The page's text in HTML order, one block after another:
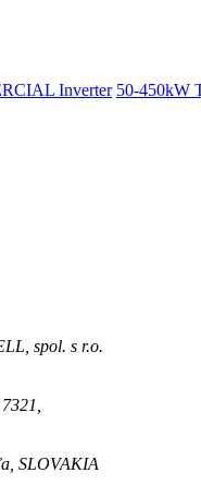
Inverter 50-450kW
spol. s r.o.
SLOVAKIA